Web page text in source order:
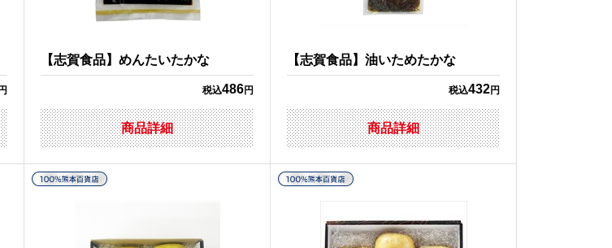
円
【志賀食品】めんたいたかな
税込486円
商品詳細
【志賀食品】油いためたかな
税込432円
商品詳細